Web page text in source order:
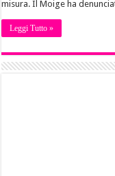
misura. Il Moige ha
Leggi Tutto »